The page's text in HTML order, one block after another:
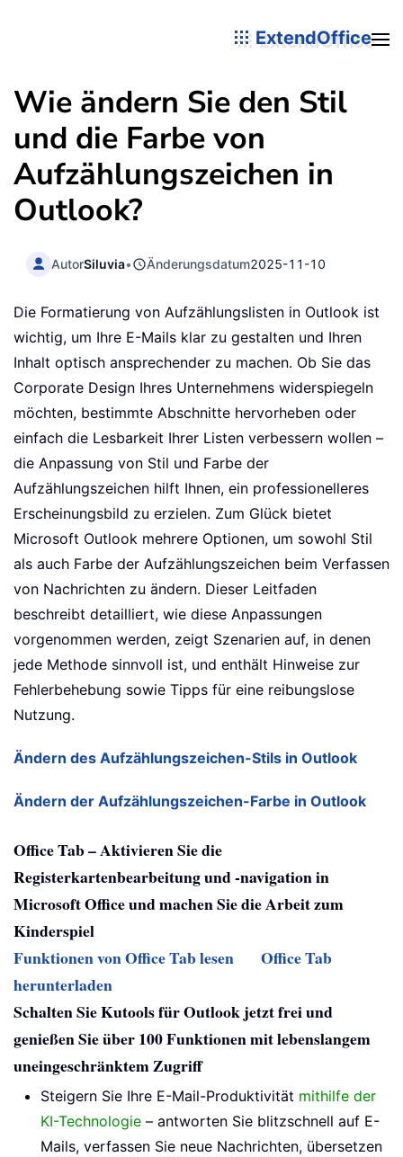
ExtendOffice
Wie ändern Sie den Stil
und die Farbe von
Aufzählungszeichen in
Outlook?
AutorSiluvia• Änderungsdatum2025-11-10
Die Formatierung von Aufzählungslisten in Outlook ist
wichtig, um Ihre E-Mails klar zu gestalten und Ihren
Inhalt optisch ansprechender zu machen. Ob Sie das
Corporate Design Ihres Unternehmens widerspiegeln
möchten, bestimmte Abschnitte hervorheben oder
einfach die Lesbarkeit Ihrer Listen verbessern wollen –
die Anpassung von Stil und Farbe der
Aufzählungszeichen hilft Ihnen, ein professionelleres
Erscheinungsbild zu erzielen. Zum Glück bietet
Microsoft Outlook mehrere Optionen, um sowohl Stil
als auch Farbe der Aufzählungszeichen beim Verfassen
von Nachrichten zu ändern. Dieser Leitfaden
beschreibt detailliert, wie diese Anpassungen
vorgenommen werden, zeigt Szenarien auf, in denen
jede Methode sinnvoll ist, und enthält Hinweise zur
Fehlerbehebung sowie Tipps für eine reibungslose
Nutzung.
Ändern des Aufzählungszeichen-Stils in Outlook
Ändern der Aufzählungszeichen-Farbe in Outlook
Office Tab – Aktivieren Sie die
Registerkartenbearbeitung und -navigation in
Microsoft Office und machen Sie die Arbeit zum
Kinderspiel
Funktionen von Office Tab lesen
Office Tab
herunterladen
Schalten Sie Kutools für Outlook jetzt frei und
genießen Sie über 100 Funktionen mit lebenslangem
uneingeschränktem Zugriff
Steigern Sie Ihre E-Mail-Produktivität mithilfe der
KI-Technologie – antworten Sie blitzschnell auf E-
Mails, verfassen Sie neue Nachrichten, übersetzen